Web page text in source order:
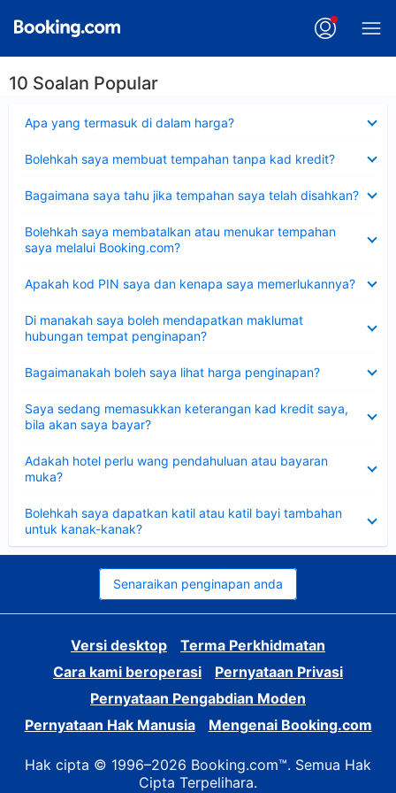
10 Soalan Popular
Apa yang termasuk di dalam harga?
Bolehkah saya membuat tempahan tanpa kad kredit?
Bagaimana saya tahu jika tempahan saya telah disahkan?
Bolehkah saya membatalkan atau menukar tempahan
saya melalui Booking.com?
Apakah kod PIN saya dan kenapa saya memerlukannya?
Di manakah saya boleh mendapatkan maklumat
hubungan tempat penginapan?
Bagaimanakah boleh saya lihat harga penginapan?
Saya sedang memasukkan keterangan kad kredit saya,
bila akan saya bayar?
Adakah hotel perlu wang pendahuluan atau bayaran
muka?
Bolehkah saya dapatkan katil atau katil bayi tambahan
untuk kanak-kanak?
Senaraikan penginapan anda
Versi desktop
Terma Perkhidmatan
Cara kami beroperasi
Pernyataan Privasi
Pernyataan Pengabdian Moden
Pernyataan Hak Manusia
Mengenai Booking.com
Hak cipta © 1996–2026 Booking.com™. Semua Hak
Cipta Terpelihara.